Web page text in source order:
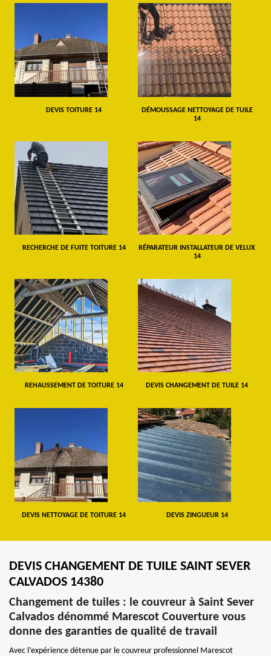
DEVIS TOITURE 14
DÉMOUSSAGE NETTOYAGE DE TUILE
14
RECHERCHE DE FUITE TOITURE 14
RÉPARATEUR INSTALLATEUR DE VELUX
14
REHAUSSEMENT DE TOITURE 14 DEVIS CHANGEMENT DE TUILE 14
DEVIS NETTOYAGE DE TOITURE 14 DEVIS ZINGUEUR 14
DEVIS CHANGEMENT DE TUILE SAINT SEVER
CALVADOS 14380
Changement de tuiles : le couvreur à Saint Sever
Calvados dénommé Marescot Couverture vous
donne des garanties de qualité de travail
Avec l’expérience détenue par le couvreur professionnel Marescot